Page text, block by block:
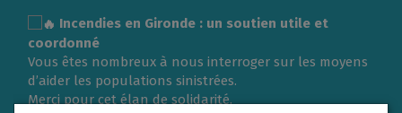
Incendies en Gironde : un soutien utile et
coordonné
Vous êtes nombreux à nous interroger sur les moyens
d’aider les populations sinistrées.
Merci pour cet élan de solidarité.